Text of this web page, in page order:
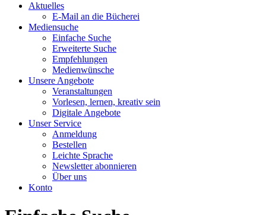
Aktuelles
E-Mail an die Bücherei
Mediensuche
Einfache Suche
Erweiterte Suche
Empfehlungen
Medienwünsche
Unsere Angebote
Veranstaltungen
Vorlesen, lernen, kreativ sein
Digitale Angebote
Unser Service
Anmeldung
Bestellen
Leichte Sprache
Newsletter abonnieren
Über uns
Konto